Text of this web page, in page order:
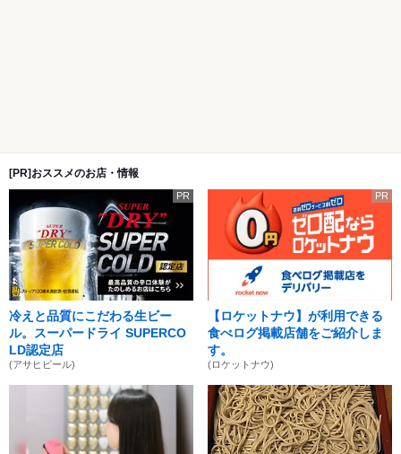
[PR]おススメのお店・情報
PR
冷えと品質にこだわる生ビー
ル。スーパードライ SUPERCO
LD認定店
(アサヒビール)
PR
【ロケットナウ】が利用できる
食べログ掲載店舗をご紹介しま
す。
(ロケットナウ)